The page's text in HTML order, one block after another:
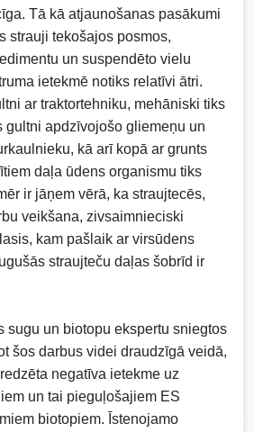
Tā kā atjaunošanas pasākumi
strauji tekošajos posmos,
un suspendēto vielu
ietekmē notiks relatīvi ātri.
ar traktortehniku, mehāniski tiks
gultni apdzīvojošo gliemeņu un
kā arī kopā ar grunts
daļa ūdens organismu tiks
ir jāņem vērā, ka straujtecēs,
veikšana, zivsaimnieciski
kam pašlaik ar virsūdens
straujteču daļas šobrīd ir
sugu un biotopu ekspertu sniegtos
šos darbus videi draudzīgā veidā,
negatīva ietekme uz
un tai pieguļošajiem ES
biotopiem. Īstenojamo